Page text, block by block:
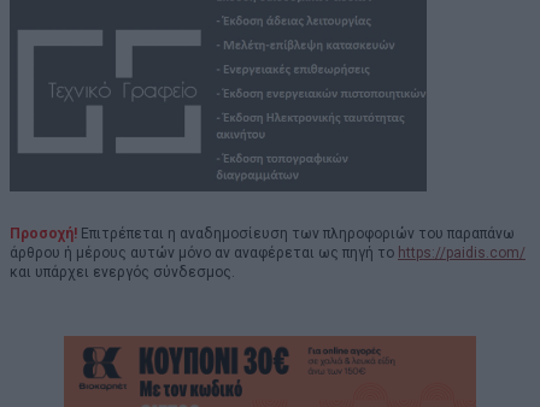
Προσοχή! Επιτρέπεται η αναδημοσίευση των πληροφοριών του παραπάνω
άρθρου ή μέρους αυτών μόνο αν αναφέρεται ως πηγή το https://paidis.com/
και υπάρχει ενεργός σύνδεσμος.